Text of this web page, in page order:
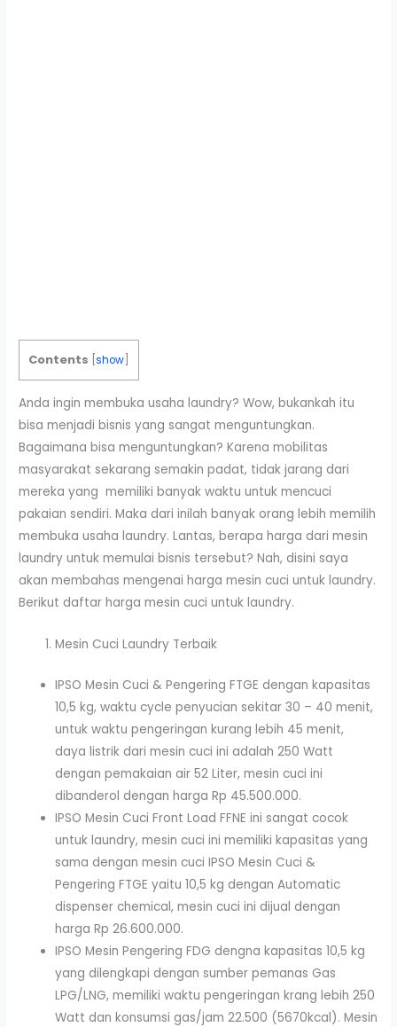
Contents [show
Anda ingin membuka usaha laundry? Wow, bukankah itu
bisa menjadi bisnis yang sangat menguntungkan.
Bagaimana bisa menguntungkan? Karena mobilitas
masyarakat sekarang semakin padat, tidak jarang dari
mereka yang memiliki banyak waktu untuk mencuci
pakaian sendiri. Maka dari inilah banyak orang lebih memilih
membuka usaha laundry. Lantas, berapa harga dari mesin
laundry untuk memulai bisnis tersebut? Nah, disini saya
akan membahas mengenai harga mesin cuci untuk laundry.
Berikut daftar harga mesin cuci untuk laundry.
Mesin Cuci Laundry Terbaik
IPSO Mesin Cuci & Pengering FTGE dengan kapasitas
10,5 kg, waktu cycle penyucian sekitar 30 – 40 menit,
untuk waktu pengeringan kurang lebih 45 menit,
daya listrik dari mesin cuci ini adalah 250 Watt
dengan pemakaian air 52 Liter, mesin cuci ini
dibanderol dengan harga Rp 45.500.000.
IPSO Mesin Cuci Front Load FFNE ini sangat cocok
untuk laundry, mesin cuci ini memiliki kapasitas yang
sama dengan mesin cuci IPSO Mesin Cuci &
Pengering FTGE yaitu 10,5 kg dengan Automatic
dispenser chemical, mesin cuci ini dijual dengan
harga Rp 26.600.000.
IPSO Mesin Pengering FDG dengna kapasitas 10,5 kg
yang dilengkapi dengan sumber pemanas Gas
LPG/LNG, memiliki waktu pengeringan krang lebih 250
Watt dan konsumsi gas/jam 22.500 (5670kcal). Mesin